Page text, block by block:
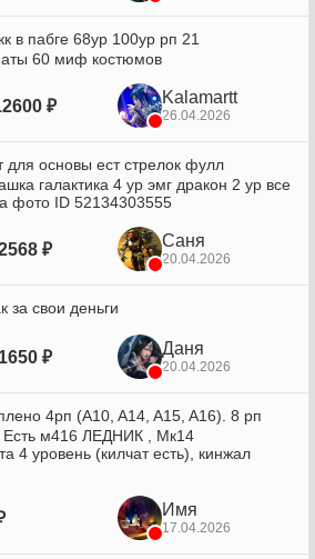
в пабге 68ур 100ур рп 21
60 миф костюмов
₽ Kalamartt
26.04.2026
для основы ест стрелок фулл
галактика 4 ур эмг дракон 2 ур все
фото ID 52134303555
₽ Саня
20.04.2026
за свои деньги
1650 ₽ Даня
20.04.2026
4рп (A10, A14, A15, A16). 8 рп
Есть м416 ЛЕДНИК , Мк14
4 уровень (килчат есть), кинжал
Имя
17.04.2026